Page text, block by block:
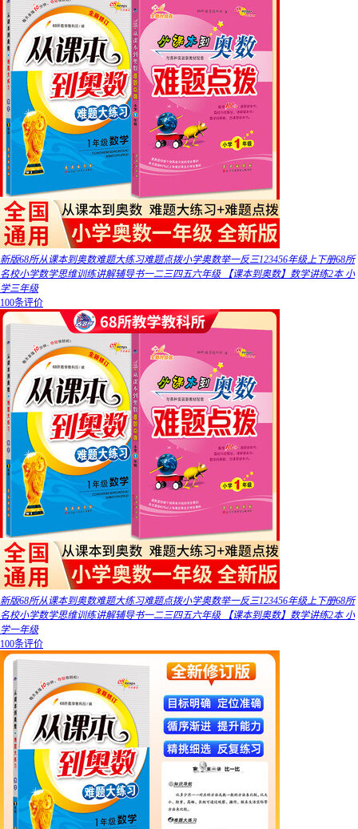
新版68所从课本到奥数难题大练习难题点拨小学奥数举一反三123456年级上下册68所
名校小学数学思维训练讲解辅导书一二三四五六年级 【课本到奥数】数学讲练2本 小
学三年级
100条评价
新版68所从课本到奥数难题大练习难题点拨小学奥数举一反三123456年级上下册68所
名校小学数学思维训练讲解辅导书一二三四五六年级 【课本到奥数】数学讲练2本 小
学一年级
100条评价